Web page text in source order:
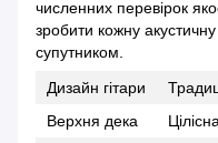
численних перевірок
зробити кожну
супутником.
Дизайн гітари
Верхня дека